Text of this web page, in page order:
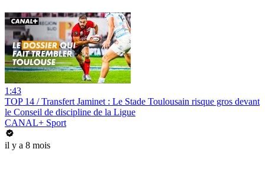
1:43
TOP 14 / Transfert Jaminet : Le Stade Toulousain risque gros devant
le Conseil de discipline de la Ligue
CANAL+ Sport
il y a 8 mois